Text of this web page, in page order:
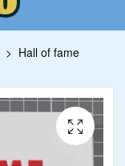
Hall of fame